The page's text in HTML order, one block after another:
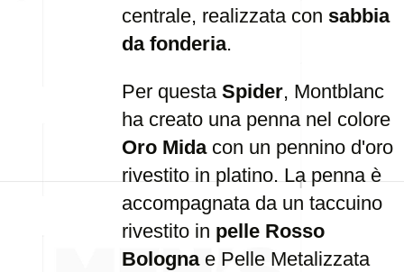
centrale, realizzata con sabbia
da fonderia.
Per questa Spider, Montblanc
ha creato una penna nel colore
Oro Midacon un pennino d'oro
rivestito in platino. La penna è
accompagnata da un taccuino
rivestito in pelle Rosso
Bolognae Pelle Metalizzata